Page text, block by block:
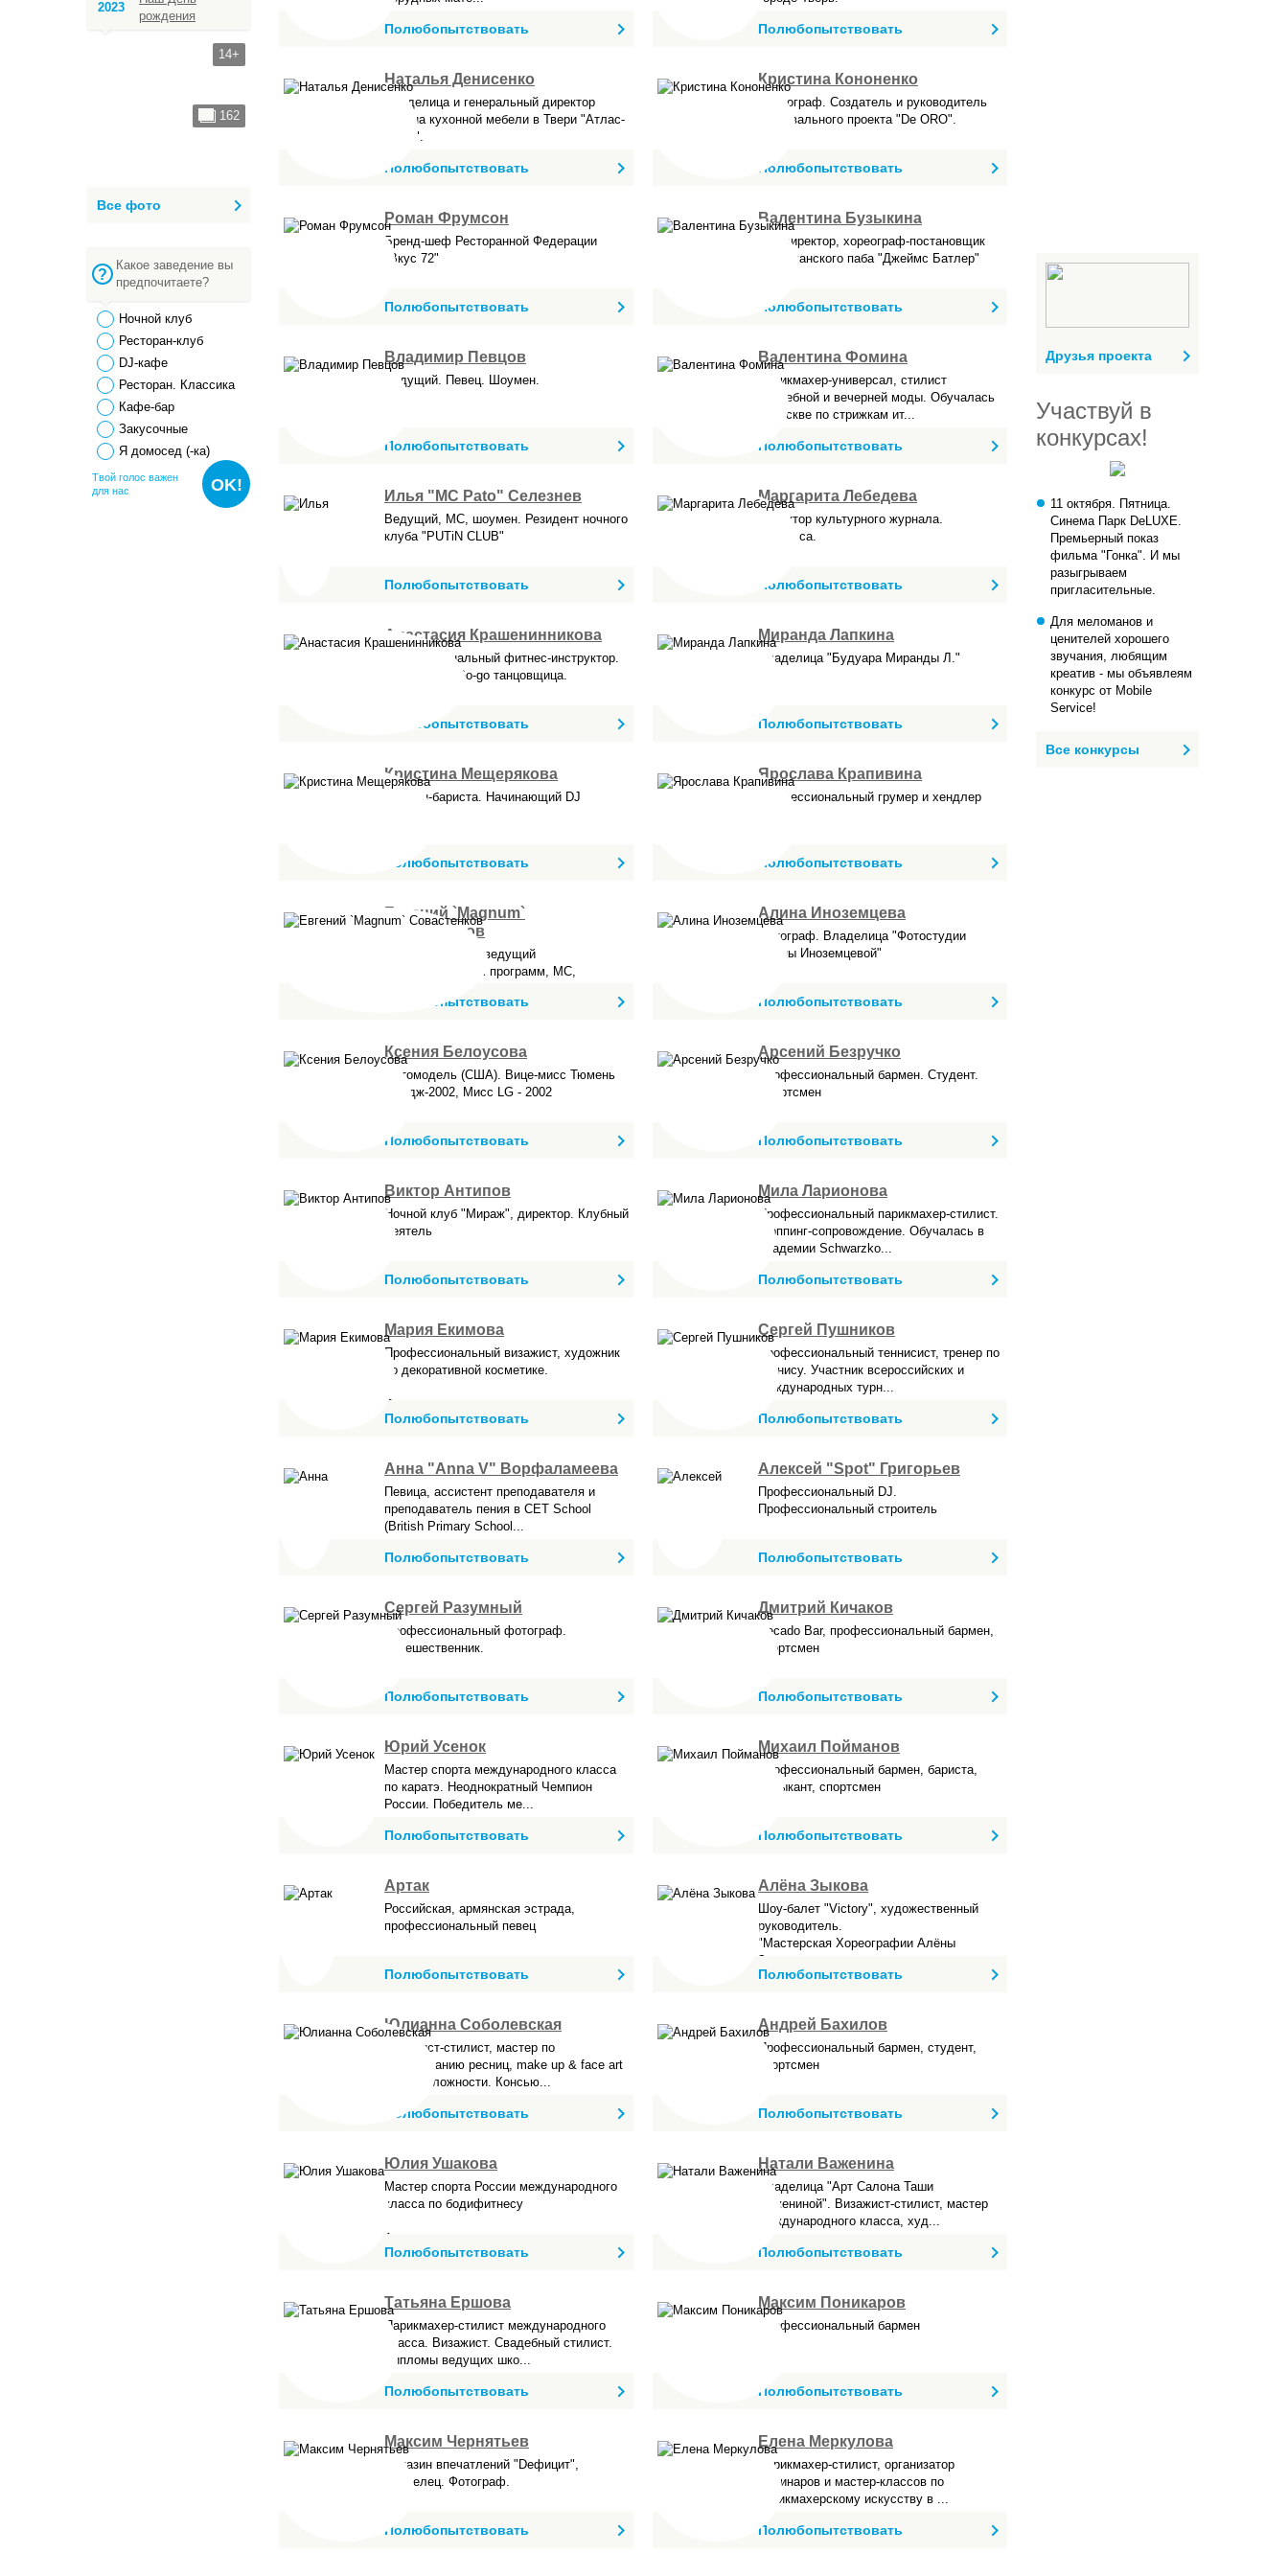
Полюбопытствовать Полюбопытствовать
Наталья Денисенко
Владелица и генеральный директор
салона кухонной мебели в Твери "Атлас-
Люкс".
Полюбопытствовать
Кристина Кононенко
Хореограф. Создатель и руководитель
танцевального проекта "De ORO".
Полюбопытствовать
Роман Фрумсон
Бренд-шеф Ресторанной Федерации
"Вкус 72"
Полюбопытствовать
Валентина Бузыкина
Арт-директор, хореограф-постановщик
американского паба "Джеймс Батлер"
Полюбопытствовать
Владимир Певцов
Ведущий. Певец. Шоумен.
Полюбопытствовать
Валентина Фомина
Парикмахер-универсал, стилист
свадебной и вечерней моды. Обучалась
в Москве по стрижкам ит...
Полюбопытствовать
Илья "MC Pato" Селезнев
Ведущий, МС, шоумен. Резидент ночного
клуба "PUTiN CLUB"
Полюбопытствовать
Маргарита Лебедева
Редактор культурного журнала.
Поэтесса.
Полюбопытствовать
Анастасия Крашенинникова
Профессиональный фитнес-инструктор.
Хореограф. Go-go танцовщица.
Полюбопытствовать
Миранда Лапкина
Владелица "Будуара Миранды Л."
Полюбопытствовать
Кристина Мещерякова
Бармен-бариста. Начинающий DJ
Полюбопытствовать
Ярослава Крапивина
Профессиональный грумер и хендлер
Полюбопытствовать
Евгений `Magnum`
Совастенков
Шоумен, артист, ведущий
развлекательных программ, МС,
Полюбопытствовать
Алина Иноземцева
Фотограф. Владелица "Фотостудии
Алины Иноземцевой"
Полюбопытствовать
Ксения Белоусова
Фотомодель (США). Вице-мисс Тюмень
Имидж-2002, Мисс LG - 2002
Полюбопытствовать
Арсений Безручко
Профессиональный бармен. Студент.
Спортсмен
Полюбопытствовать
Виктор Антипов
Ночной клуб "Мираж", директор. Клубный
деятель
Полюбопытствовать
Мила Ларионова
Профессиональный парикмахер-стилист.
Шоппинг-сопровождение. Обучалась в
Академии Schwarzko...
Полюбопытствовать
Мария Екимова
Профессиональный визажист, художник
по декоративной косметике.
Обучалась у мастер...
Полюбопытствовать
Сергей Пушников
Профессиональный теннисист, тренер по
теннису. Участник всероссийских и
международных турн...
Полюбопытствовать
Анна "Anna V" Ворфаламеева
Певица, ассистент преподавателя и
преподаватель пения в CET School
(British Primary School...
Полюбопытствовать
Алексей "Spot" Григорьев
Профессиональный DJ.
Профессиональный строитель
Полюбопытствовать
Сергей Разумный
Профессиональный фотограф.
Путешественник.
Полюбопытствовать
Дмитрий Кичаков
Pecado Bar, профессиональный бармен,
спортсмен
Полюбопытствовать
Юрий Усенок
Мастер спорта международного класса
по каратэ. Неоднократный Чемпион
России. Победитель ме...
Полюбопытствовать
Михаил Пойманов
Профессиональный бармен, бариста,
музыкант, спортсмен
Полюбопытствовать
Артак
Российская, армянская эстрада,
профессиональный певец
Полюбопытствовать
Алёна Зыкова
Шоу-балет "Viсtory", художественный
руководитель.
"Мастерская Хореографии Алёны
Зыков...
Полюбопытствовать
Юлианна Соболевская
Визажист-стилист, мастер по
наращиванию ресниц, make up & face art
любой сложности. Консью...
Полюбопытствовать
Андрей Бахилов
Профессиональный бармен, студент,
спортсмен
Полюбопытствовать
Юлия Ушакова
Мастер спорта России международного
класса по бодифитнесу
Абсолютная чемпионка ...
Полюбопытствовать
Натали Важенина
Владелица "Арт Салона Таши
Важениной". Визажист-стилист, мастер
международного класса, худ...
Полюбопытствовать
Татьяна Ершова
Парикмахер-стилист международного
класса. Визажист. Свадебный стилист.
Дипломы ведущих шко...
Полюбопытствовать
Максим Поникаров
Профессиональный бармен
Полюбопытствовать
Максим Чернятьев
Магазин впечатлений "Dефицит",
владелец. Фотограф.
Полюбопытствовать
Елена Меркулова
Парикмахер-стилист, организатор
семинаров и мастер-классов по
парикмахерскому искусству в ...
Полюбопытствовать
2023
рождения
14+
162
Все фото
Какое заведение вы
предпочитаете?
Ночной клуб
Ресторан-клуб
DJ-кафе
Ресторан. Классика
Кафе-бар
Закусочные
Я домосед (-ка)
Твой голос важен
для нас
OK!
Друзья проекта
Участвуй в
конкурсах!
11 октября. Пятница.
Синема Парк DeLUXE.
Премьерный показ
фильма "Гонка". И мы
разыгрываем
пригласительные.
Для меломанов и
ценителей хорошего
звучания, любящим
креатив - мы объявлеям
конкурс от Mobile
Service!
Все конкурсы